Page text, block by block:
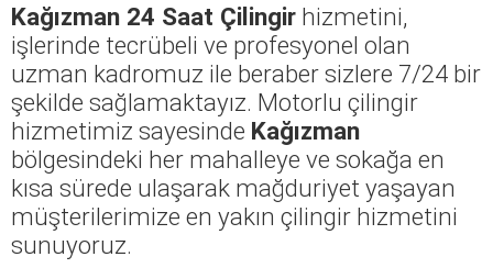
Kağızman 24 Saat Çilingir hizmetini,
işlerinde tecrübeli ve profesyonel olan
uzman kadromuz ile beraber sizlere 7/24 bir
şekilde sağlamaktayız. Motorlu çilingir
hizmetimiz sayesinde Kağızman
bölgesindeki her mahalleye ve sokağa en
kısa sürede ulaşarak mağduriyet yaşayan
müşterilerimize en yakın çilingir hizmetini
sunuyoruz.